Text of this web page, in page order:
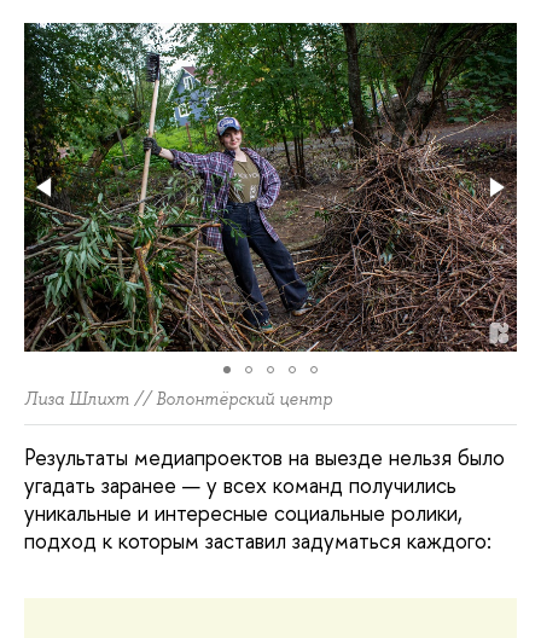
Лиза Шлихт // Волонтёрский центр
Результаты медиапроектов на выезде нельзя было
угадать заранее — у всех команд получились
уникальные и интересные социальные ролики,
подход к которым заставил задуматься каждого: